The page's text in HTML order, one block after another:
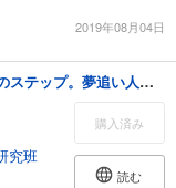
2019年08月04日
ぼくが作家の夢を実現した6つのステップ。夢追い人への現実的なヒント。10分で読めるシリーズ
究班
購入済み
読む